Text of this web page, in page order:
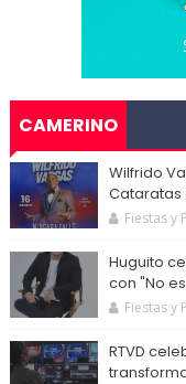
CAMERINO
Wilfrido
Cataratas
Fiestas y
Huguito
con "No
Fiestas y
RTVD